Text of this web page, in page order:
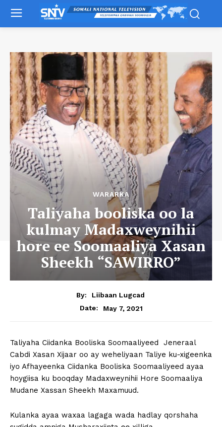
WARARKA
Taliyaha booliska oo la
kulmay Madaxweynihii
hore ee Soomaaliya Xasan
Sheekh “SAWIRRO”
By:
Liibaan Lugcad
Date:
May 7, 2021
Taliyaha Ciidanka Booliska Soomaaliyeed Jeneraal
Cabdi Xasan Xijaar oo ay weheliyaan Taliye ku-xigeenka
iyo Afhayeenka Ciidanka Booliska Soomaaliyeed ayaa
hoygiisa ku booqday Madaxweynihii Hore Soomaaliya
Mudane Xassan Sheekh Maxamuud.
Kulanka ayaa waxaa lagaga wada hadlay qorshaha